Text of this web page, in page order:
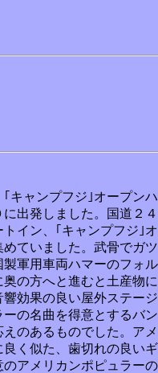
ャンプフジ｣オープン
出発しました。国道２
イン、｢キャンプフジ｣
ていました。武骨でガ
軍用車両ハマーのフォ
の方へと進むと土産物
効果の良い屋外ステー
の名曲を得意とするバ
のあるものでした。ア
く似た、歯切れの良い
アメリカンポピュラー